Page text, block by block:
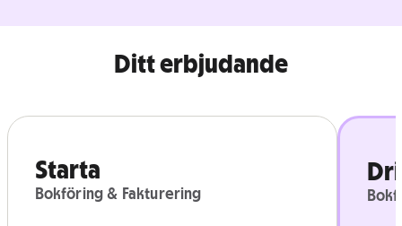
Ditt erbjudande
Starta
Bokföring & Fakturering